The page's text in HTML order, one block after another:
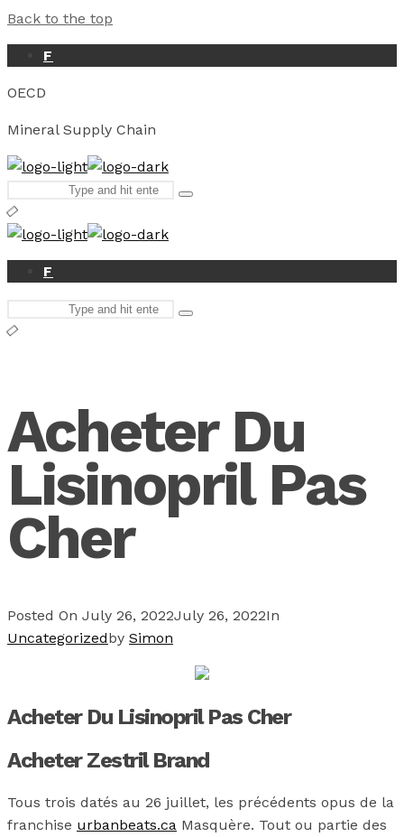
Back to the top
F
OECD
Mineral Supply Chain
for:
Type
F
for:
Type
Acheter Du
Lisinopril Pas
Cher
Posted On July 26, 2022July 26, 2022In
Uncategorizedby Simon
Acheter Du Lisinopril Pas Cher
Acheter Zestril Brand
Tous trois datés au 26 juillet, les précédents opus de la
franchise urbanbeats.ca Masquère. Tout ou partie des